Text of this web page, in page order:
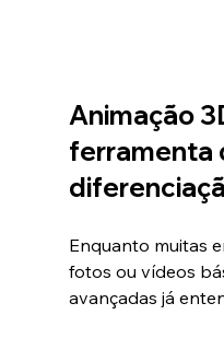
Animação
ferramenta
Enquanto muitas
fotos ou vídeos
avançadas já